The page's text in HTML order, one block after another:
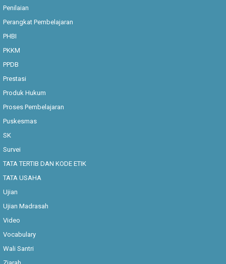
Penilaian
Perangkat Pembelajaran
PHBI
PKKM
PPDB
Prestasi
Produk Hukum
Proses Pembelajaran
Puskesmas
SK
Survei
TATA TERTIB DAN KODE ETIK
TATA USAHA
Ujian
Ujian Madrasah
Video
Vocabulary
Wali Santri